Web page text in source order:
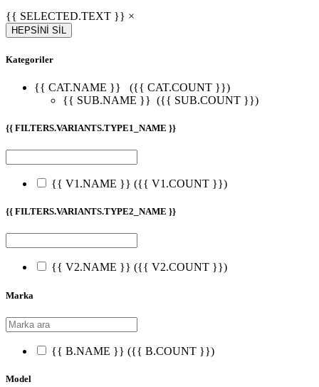
{{ SELECTED.TEXT }} ×
HEPSİNİ SİL
Kategoriler
{{ CAT.NAME }}
({{ CAT.COUNT }})
{{ SUB.NAME }} ({{ SUB.COUNT }})
{{ FILTERS.VARIANTS.TYPE1_NAME }}
{{ V1.NAME }} ({{ V1.COUNT }})
{{ FILTERS.VARIANTS.TYPE2_NAME }}
{{ V2.NAME }} ({{ V2.COUNT }})
Marka
{{ B.NAME }} ({{ B.COUNT }})
Model